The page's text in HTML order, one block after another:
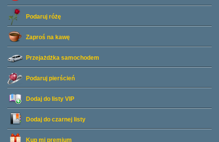
Podaruj różę
Zaproś na kawę
Przejażdżka samochodem
Podaruj pierścień
Dodaj do listy VIP
Dodaj do czarnej listy
Kup mi premium